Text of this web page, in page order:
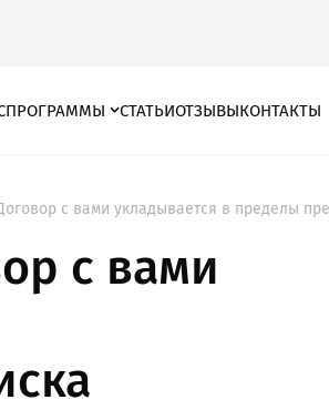
ПРОГРАММЫ СТАТЬИОТЗЫВЫКОНТАКТЫ
с вами укладывается в пределы
с вами